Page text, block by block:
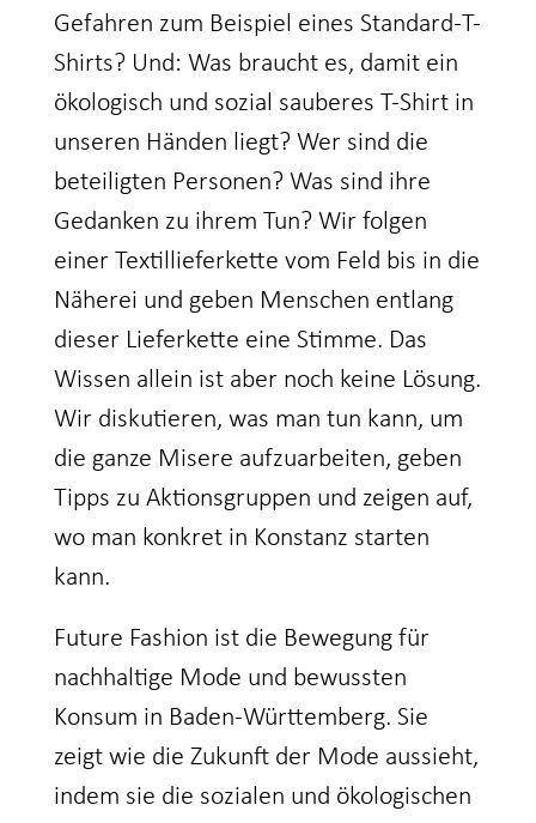
Gefahren zum Beispiel eines Standard-T-
Shirts? Und: Was braucht es, damit ein
ökologisch und sozial sauberes T-Shirt in
unseren Händen liegt? Wer sind die
beteiligten Personen? Was sind ihre
Gedanken zu ihrem Tun? Wir folgen
einer Textillieferkette vom Feld bis in die
Näherei und geben Menschen entlang
dieser Lieferkette eine Stimme. Das
Wissen allein ist aber noch keine Lösung.
Wir diskutieren, was man tun kann, um
die ganze Misere aufzuarbeiten, geben
Tipps zu Aktionsgruppen und zeigen auf,
wo man konkret in Konstanz starten
kann.
Future Fashion ist die Bewegung für
nachhaltige Mode und bewussten
Konsum in Baden-Württemberg. Sie
zeigt wie die Zukunft der Mode aussieht,
indem sie die sozialen und ökologischen